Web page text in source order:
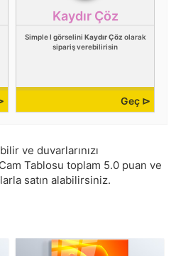
Kaydır Çöz
Simple I görselini Kaydır Çöz olarak
sipariş verebilirisin
Geç ⊳
ve duvarlarınızı
Cam Tablosu toplam 5.0 puan ve
satın alabilirsiniz.